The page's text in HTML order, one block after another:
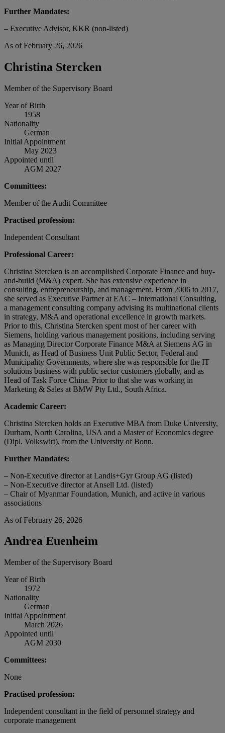
Further Mandates:
– Executive Advisor, KKR (non-listed)
As of February 26, 2026
Christina Stercken
Member of the Supervisory Board
Year of Birth
1958
Nationality
German
Initial Appointment
May 2023
Appointed until
AGM 2027
Committees:
Member of the Audit Committee
Practised profession:
Independent Consultant
Professional Career:
Christina Stercken is an accomplished Corporate Finance and buy-
and-build (M&A) expert. She has extensive experience in
consulting, entrepreneurship, and management. From 2006 to 2017,
she served as Executive Partner at EAC – International Consulting,
a management consulting company advising its multinational clients
in strategy, M&A and operational excellence in growth markets.
Prior to this, Christina Stercken spent most of her career with
Siemens, holding various management positions, including serving
as Managing Director Corporate Finance M&A at Siemens AG in
Munich, as Head of Business Unit Public Sector, Federal and
Municipality Governments, where she was responsible for the IT
solutions business with public sector customers globally, and as
Head of Task Force China. Prior to that she was working in
Marketing & Sales at BMW Pty Ltd., South Africa.
Academic Career:
Christina Stercken holds an Executive MBA from Duke University,
Durham, North Carolina, USA and a Master of Economics degree
(Dipl. Volkswirt), from the University of Bonn.
Further Mandates:
– Non-Executive director at Landis+Gyr Group AG (listed)
– Non-Executive director at Ansell Ltd. (listed)
– Chair of Myanmar Foundation, Munich, and active in various
associations
As of February 26, 2026
Andrea Euenheim
Member of the Supervisory Board
Year of Birth
1972
Nationality
German
Initial Appointment
March 2026
Appointed until
AGM 2030
Committees:
None
Practised profession:
Independent consultant in the field of personnel strategy and
corporate management